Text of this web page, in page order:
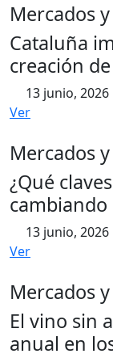
Mercados
Cataluña
creación
13 junio, 2026
Ver
Mercados
¿Qué
13 junio, 2026
Ver
Mercados
El vino sin
anual en